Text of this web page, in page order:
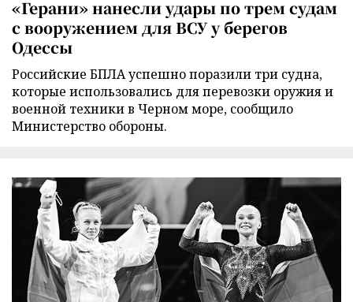
«Герани» нанесли удары по трем судам
с вооружением для ВСУ у берегов
Одессы
Российские БПЛА успешно поразили три судна,
которые использовались для перевозки оружия и
военной техники в Черном море, сообщило
Министерство обороны.